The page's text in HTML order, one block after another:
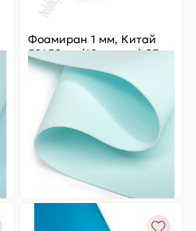
Фоамиран 1 мм, Китай
50*50 см (10 листов) SF-
3431, голубой №1082
Цена за ед.:
Артикул:
805-241
182 ₽
Оптовая
-